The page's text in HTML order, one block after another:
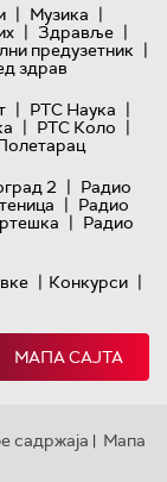
| Музика |
| Здравље |
предузетник |
здрав
| РТС Наука |
| РТС Коло |
2 | Радио
| Радио
| Радио
| Конкурси |
МАПА САЈТА
садржаја | Мапа